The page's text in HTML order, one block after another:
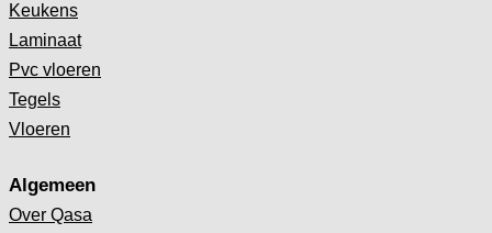
Keukens
Laminaat
Pvc vloeren
Tegels
Vloeren
Algemeen
Over Qasa